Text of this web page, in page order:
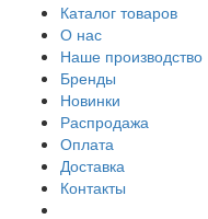
Каталог товаров
О нас
Наше производство
Бренды
Новинки
Распродажа
Оплата
Доставка
Контакты